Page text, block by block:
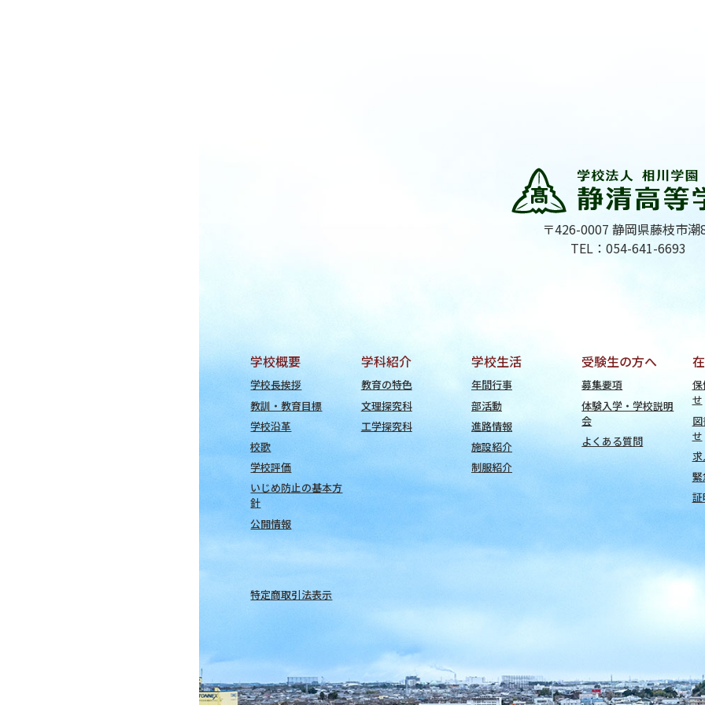
〒426-0007 静岡県藤枝市潮
TEL：054-641-6693
学校概要
学校長挨拶
教訓・教育目標
学校沿革
校歌
学校評価
いじめ防止の基本方
針
公開情報
学科紹介
教育の特色
文理探究科
工学探究科
学校生活
年間行事
部活動
進路情報
施設紹介
制服紹介
受験生の方へ
募集要項
体験入学・学校説明
会
よくある質問
せ
せ
特定商取引法表示